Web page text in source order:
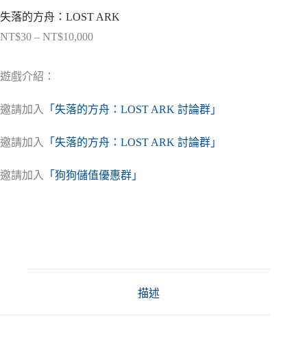
失落的方舟：LOST ARK
NT$30 – NT$10,000價
NT$30
到
遊戲介紹：
邀請加入 「失落的方舟：LOST ARK 討論群」
邀請加入 「失落的方舟：LOST ARK 討論群」
邀請加入 「狗狗儲值優惠群」
描述